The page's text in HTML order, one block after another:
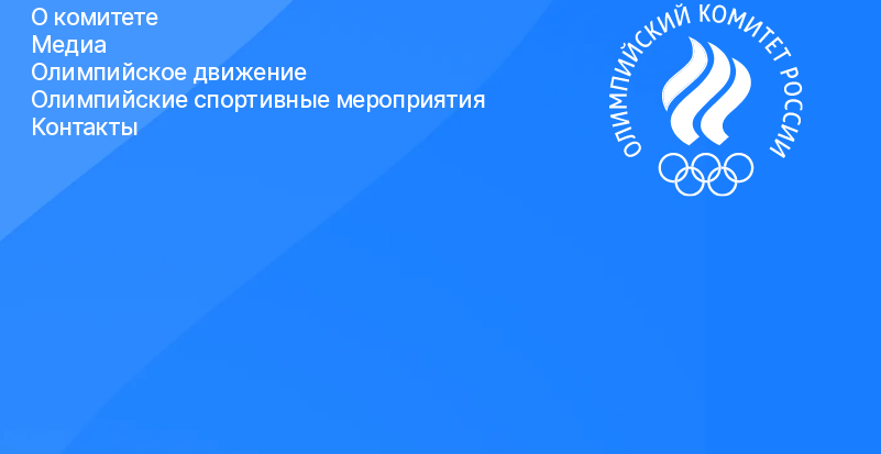
О комитете
Медиа
Олимпийское движение
Олимпийские спортивные мероприятия
Контакты